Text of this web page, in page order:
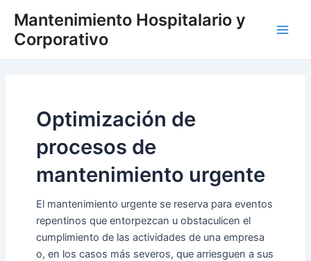
contenido
Mantenimiento Hospitalario y
Corporativo
Optimización de
procesos de
mantenimiento urgente
El mantenimiento urgentese reserva para eventos
repentinos que entorpezcan u obstaculicen el
cumplimiento de las actividades de una empresa
o, en los casos más severos, que arriesguen a sus